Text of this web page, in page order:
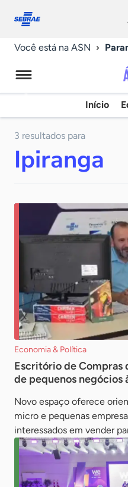
conosco
Você está na ASN
Início
3 resultados para
Ipiranga
Economia & Política
Escritório de Compras
de pequenos negócios
Novo espaço oferece
micro e pequenas
interessados em vender